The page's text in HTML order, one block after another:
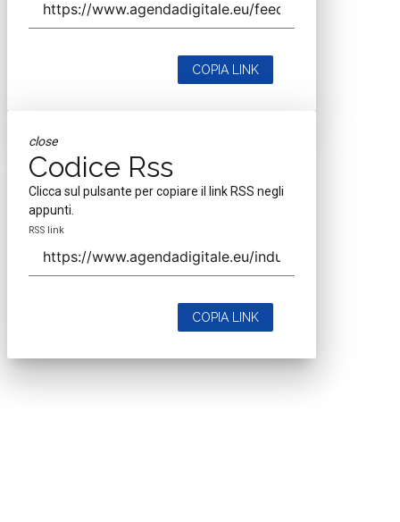
COPIA LINK
close
Codice Rss
Clicca sul pulsante per copiare il link RSS negli
appunti.
RSS link
COPIA LINK